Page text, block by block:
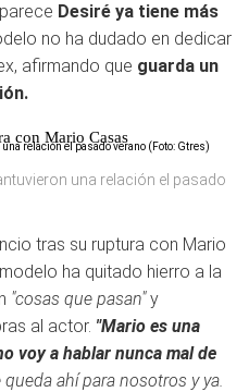
Desiré ya tiene más
no ha dudado en dedicar
afirmando que guarda un
con Mario Casas
una relación el pasado
tras su ruptura con Mario
ha quitado hierro a la
"cosas que pasan"y
al actor. "Mario es una
voy a hablar nunca mal de
ahí para nosotros y ya.